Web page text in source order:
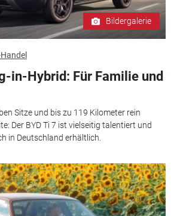
Bildergalerie
in-Hybrid: Für Familie und
Sitze und bis zu 119 Kilometer rein
Der BYD Ti 7 ist vielseitig talentiert und
in Deutschland erhältlich.